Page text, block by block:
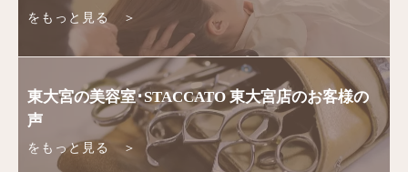
をもっと見る ＞
東大宮の美容室･STACCATO 東大宮店のお客様の
声
をもっと見る ＞